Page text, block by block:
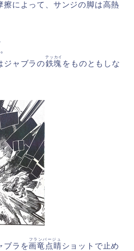
擦によって、サンジの脚は高熱
。
ジャブラの鉄塊
テッカイ
をものともしな
ブラを画竜点睛
フランバージュ
ショットで止め